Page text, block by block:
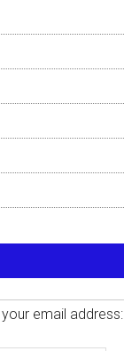
your email address: